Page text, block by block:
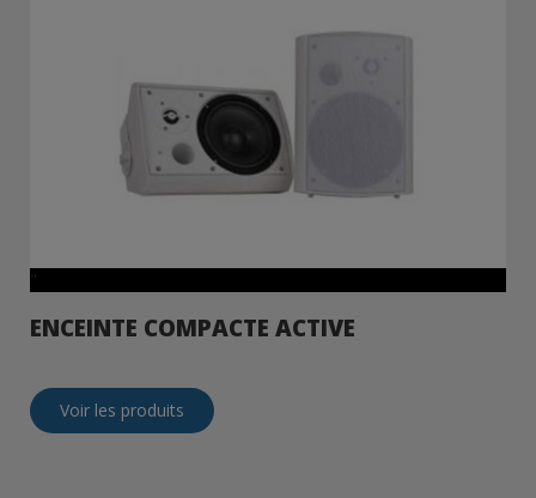
"
ENCEINTE COMPACTE ACTIVE
Voir les produits